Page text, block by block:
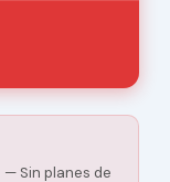
— Sin planes de